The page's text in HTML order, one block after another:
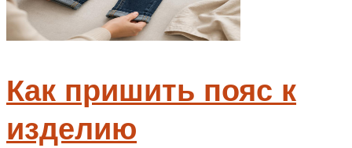
Как пришить пояс к
изделию